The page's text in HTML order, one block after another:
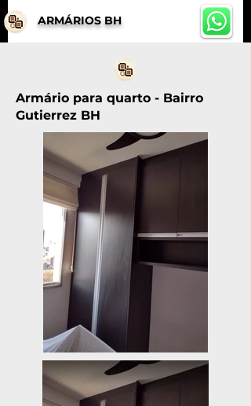
ARMÁRIOS BH
Armário para quarto - Bairro
Gutierrez BH